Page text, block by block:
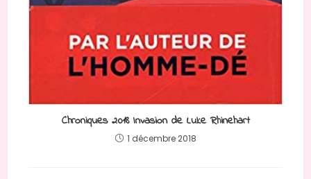
Chroniques 2018 Invasion de Luke Rhinehart
1 décembre 2018